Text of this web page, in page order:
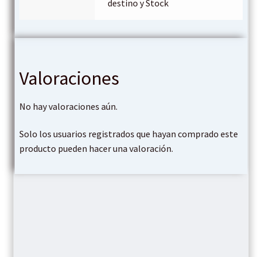
destino y Stock
Valoraciones
No hay valoraciones aún.
Solo los usuarios registrados que hayan comprado este
producto pueden hacer una valoración.